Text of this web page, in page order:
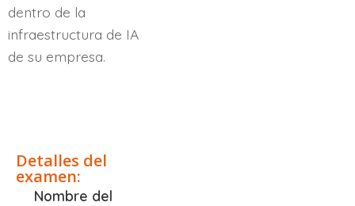
dentro de la
infraestructura de IA
de su empresa.
Detalles del
examen:
Nombre del